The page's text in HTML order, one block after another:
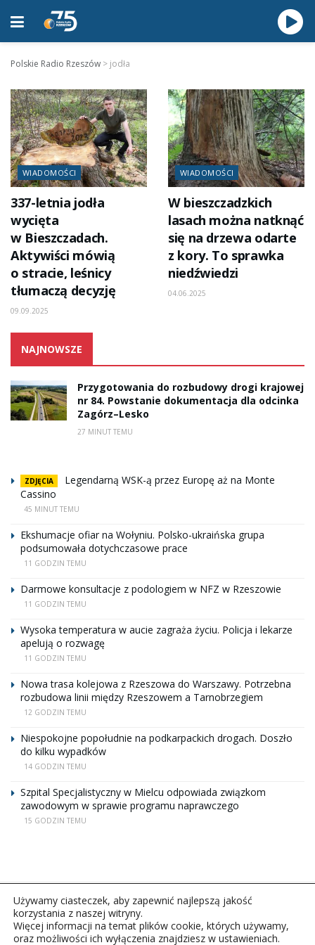
Polskie Radio Rzeszów > jodła
WIADOMOŚCI
337-letnia jodła
wycięta
w Bieszczadach.
Aktywiści mówią
o stracie, leśnicy
tłumaczą decyzję
09.09.2025
WIADOMOŚCI
W bieszczadzkich
lasach można natknąć
się na drzewa odarte
z kory. To sprawka
niedźwiedzi
04.06.2025
NAJNOWSZE
Przygotowania do rozbudowy drogi krajowej
nr 84. Powstanie dokumentacja dla odcinka
Zagórz–Lesko
27 MINUT TEMU
ZDJĘCIA
Legendarną WSK-ą przez Europę aż na Monte
Cassino
45 MINUT TEMU
Ekshumacje ofiar na Wołyniu. Polsko-ukraińska grupa
podsumowała dotychczasowe prace
11 GODZIN TEMU
Darmowe konsultacje z podologiem w NFZ w Rzeszowie
11 GODZIN TEMU
Wysoka temperatura w aucie zagraża życiu. Policja i lekarze
apelują o rozwagę
11 GODZIN TEMU
Nowa trasa kolejowa z Rzeszowa do Warszawy. Potrzebna
rozbudowa linii między Rzeszowem a Tarnobrzegiem
12 GODZIN TEMU
Niespokojne popołudnie na podkarpackich drogach. Doszło
do kilku wypadków
14 GODZIN TEMU
Szpital Specjalistyczny w Mielcu odpowiada związkom
zawodowym w sprawie programu naprawczego
15 GODZIN TEMU
Używamy ciasteczek, aby zapewnić najlepszą jakość
korzystania z naszej witryny.
Więcej informacji na temat plików cookie, których używamy,
oraz możliwości ich wyłączenia znajdziesz w ustawieniach.